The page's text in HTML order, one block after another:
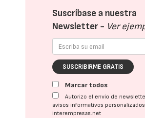
Suscríbase a nuestra
Newsletter - Ver
SUSCRIBIRME GRATIS
Marcar todos
Autorizo el envío de
avisos informativos
interempresas.net